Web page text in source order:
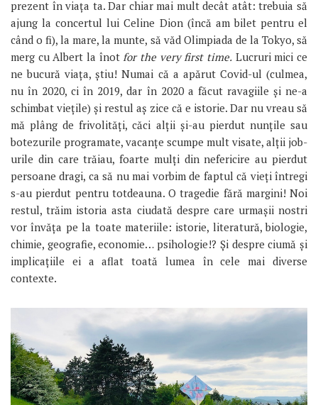
prezent în viața ta. Dar chiar mai mult decât atât: trebuia să
ajung la concertul lui Celine Dion (încă am bilet pentru el
când o fi), la mare, la munte, să văd Olimpiada de la Tokyo, să
merg cu Albert la înot for the very first time. Lucruri mici ce
ne bucură viața, știu! Numai că a apărut Covid-ul (culmea,
nu în 2020, ci în 2019, dar în 2020 a făcut ravagiile și ne-a
schimbat viețile) și restul aș zice că e istorie. Dar nu vreau să
mă plâng de frivolități, căci alții și-au pierdut nunțile sau
botezurile programate, vacanțe scumpe mult visate, alții job-
urile din care trăiau, foarte mulți din nefericire au pierdut
persoane dragi, ca să nu mai vorbim de faptul că vieți întregi
s-au pierdut pentru totdeauna. O tragedie fără margini! Noi
restul, trăim istoria asta ciudată despre care urmașii nostri
vor învăța pe la toate materiile: istorie, literatură, biologie,
chimie, geografie, economie… psihologie!? Și despre ciumă și
implicațiile ei a aflat toată lumea în cele mai diverse
contexte.